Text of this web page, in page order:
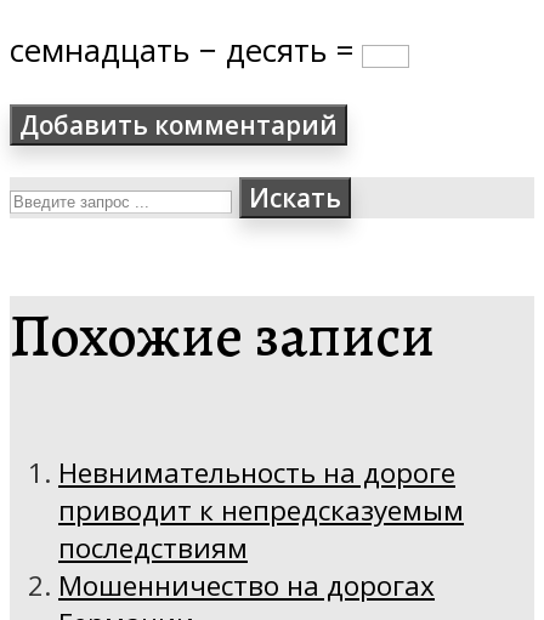
семнадцать − десять =
Искать
Похожие записи
Невнимательность на дороге
приводит к непредсказуемым
последствиям
Мошенничество на дорогах